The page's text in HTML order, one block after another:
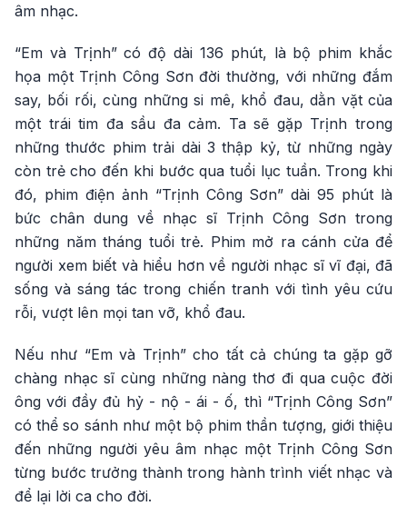
âm nhạc.
“Em và Trịnh” có độ dài 136 phút, là bộ phim khắc
họa một Trịnh Công Sơn đời thường, với những đắm
say, bối rối, cùng những si mê, khổ đau, dằn vặt của
một trái tim đa sầu đa cảm. Ta sẽ gặp Trịnh trong
những thước phim trải dài 3 thập kỷ, từ những ngày
còn trẻ cho đến khi bước qua tuổi lục tuần. Trong khi
đó, phim điện ảnh “Trịnh Công Sơn” dài 95 phút là
bức chân dung về nhạc sĩ Trịnh Công Sơn trong
những năm tháng tuổi trẻ. Phim mở ra cánh cửa để
người xem biết và hiểu hơn về người nhạc sĩ vĩ đại, đã
sống và sáng tác trong chiến tranh với tình yêu cứu
rỗi, vượt lên mọi tan vỡ, khổ đau.
Nếu như “Em và Trịnh” cho tất cả chúng ta gặp gỡ
chàng nhạc sĩ cùng những nàng thơ đi qua cuộc đời
ông với đầy đủ hỷ - nộ - ái - ố, thì “Trịnh Công Sơn”
có thể so sánh như một bộ phim thần tượng, giới thiệu
đến những người yêu âm nhạc một Trịnh Công Sơn
từng bước trưởng thành trong hành trình viết nhạc và
để lại lời ca cho đời.